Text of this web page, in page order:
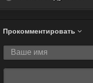
Прокомментировать